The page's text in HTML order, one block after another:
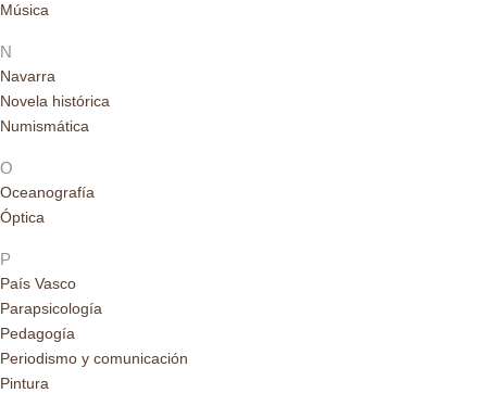
Música
N
Navarra
Novela histórica
Numismática
O
Oceanografía
Óptica
P
País Vasco
Parapsicología
Pedagogía
Periodismo y comunicación
Pintura